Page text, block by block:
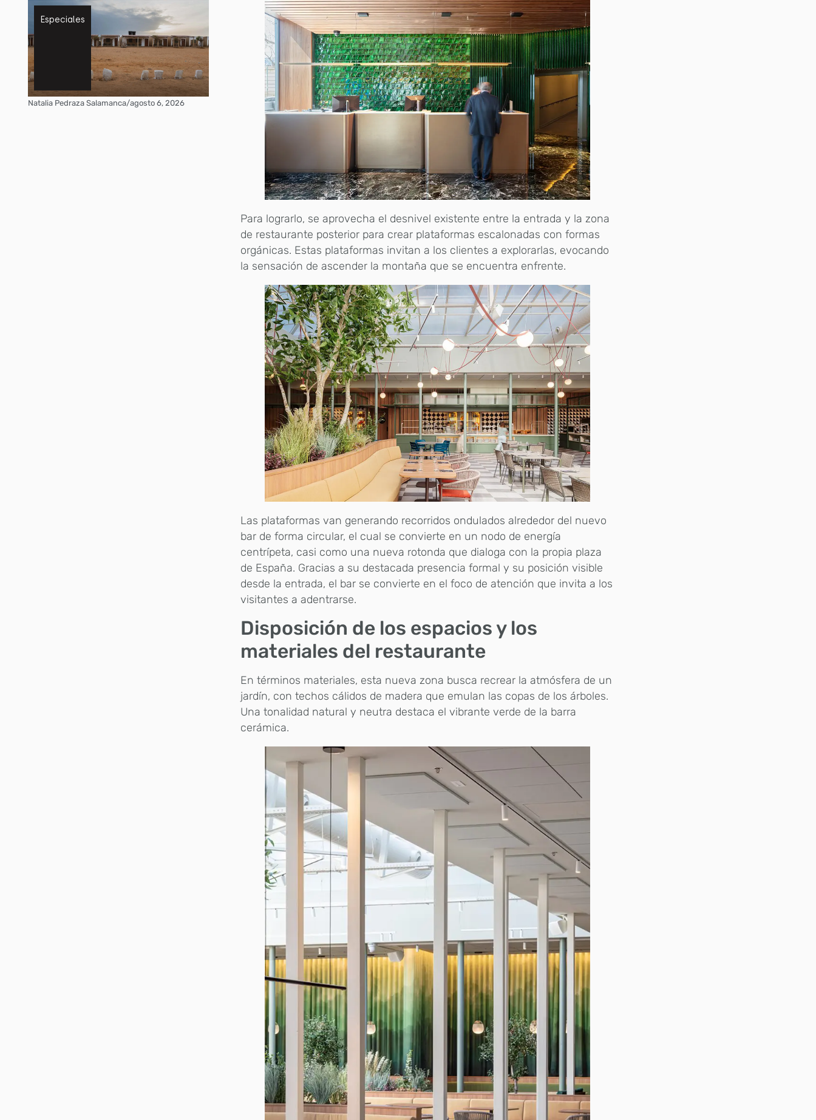
Especiales
Natalia Pedraza Salamanca/agosto 6, 2026
Para lograrlo, se aprovecha el desnivel existente entre la entrada y la zona
de restaurante posterior para crear plataformas escalonadas con formas
orgánicas. Estas plataformas invitan a los clientes a explorarlas, evocando
la sensación de ascender la montaña que se encuentra enfrente.
Las plataformas van generando recorridos ondulados alrededor del nuevo
bar de forma circular, el cual se convierte en un nodo de energía
centrípeta, casi como una nueva rotonda que dialoga con la propia plaza
de España. Gracias a su destacada presencia formal y su posición visible
desde la entrada, el bar se convierte en el foco de atención que invita a los
visitantes a adentrarse.
Disposición de los espacios y los
materiales del restaurante
En términos materiales, esta nueva zona busca recrear la atmósfera de un
jardín, con techos cálidos de madera que emulan las copas de los árboles.
Una tonalidad natural y neutra destaca el vibrante verde de la barra
cerámica.